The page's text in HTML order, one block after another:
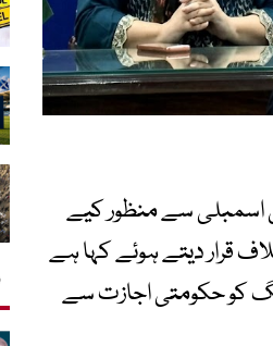
اسمبلی سے منظور کیے
قرار دیتے ہوئے کہا ہے
کو حکومتی اجازت سے